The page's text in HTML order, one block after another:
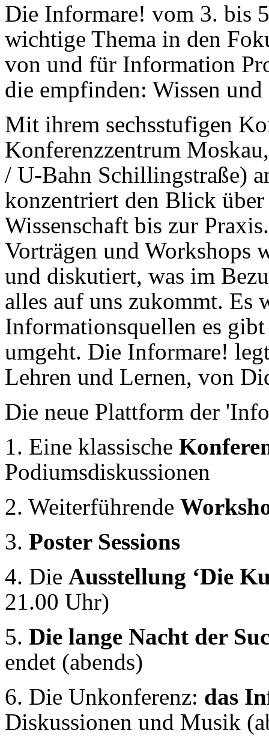
Die Informare! vom 3. bis
wichtige Thema in den
von und für Information
die empfinden: Wissen
Mit ihrem sechsstufigen
Konferenzzentrum
/ U-Bahn Schillingstraße)
konzentriert den Blick
Wissenschaft bis zur
Vorträgen und Workshops
und diskutiert, was im
alles auf uns zukommt. Es
Informationsquellen es
umgeht. Die Informare!
Lehren und Lernen, von
Die neue Plattform der
1. Eine klassische
Podiumsdiskussionen
2. Weiterführende
3. Poster Sessions
4. Die Ausstellung ‘Die
21.00 Uhr)
5. Die lange Nacht der
endet (abends)
6. Die Unkonferenz: das
Diskussionen und Musik